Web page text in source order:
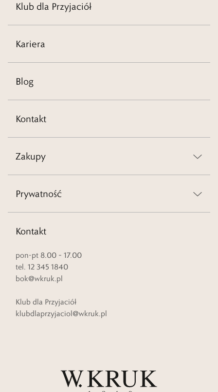
Klub dla Przyjaciół
Kariera
Blog
Kontakt
Zakupy
Prywatność
Kontakt
pon-pt 8.00 – 17.00
tel. 12 345 1840
bok@wkruk.pl
Klub dla Przyjaciół
klubdlaprzyjaciol@wkruk.pl